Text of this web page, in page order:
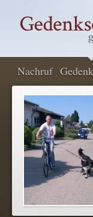
Nachruf